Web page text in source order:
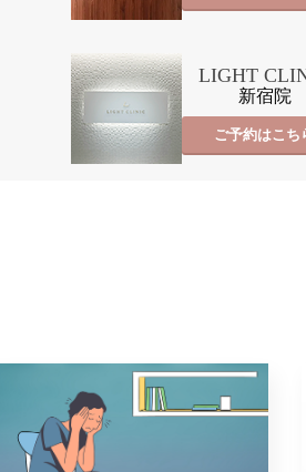
LIGHT
新宿院
ご予約はこち